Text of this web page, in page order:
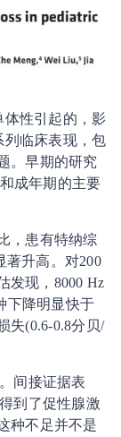
体性引起的，影
列临床表现，包
。早期的研究
成年期的主要
，患有特纳综
著升高。对200
发现，8000 Hz
下降明显快于
失(0.6-0.8分贝/
间接证据表
到了促性腺激
种不足并不是